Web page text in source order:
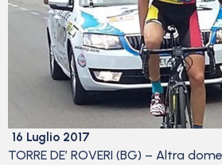
16 Luglio 2017
TORRE DE’ ROVERI (BG) – Altra